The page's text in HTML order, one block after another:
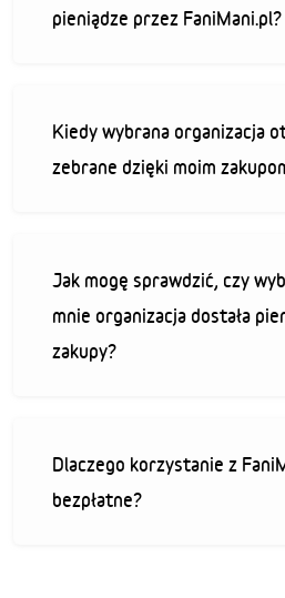
pieniądze przez FaniMani.pl?
Kiedy wybrana organizacja
zebrane dzięki moim
Jak mogę sprawdzić, czy
mnie organizacja dostała
zakupy?
Dlaczego korzystanie z
bezpłatne?